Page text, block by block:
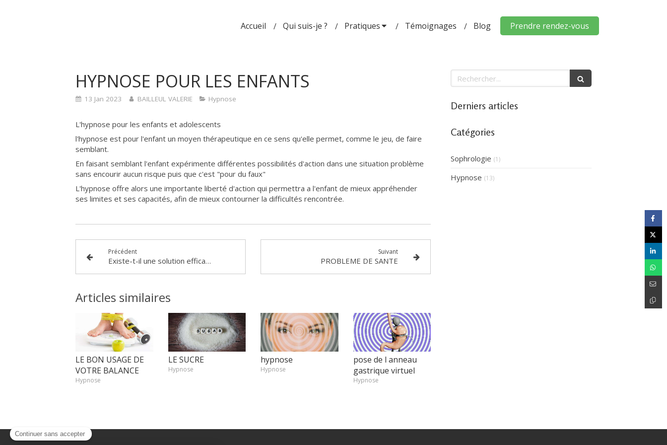
Accueil Qui suis-je ? Pratiques Témoignages Blog Prendre rendez-vous
HYPNOSE POUR LES ENFANTS
13 Jan 2023 BAILLEUL VALERIE Hypnose
L'hypnose pour les enfants et adolescents
l'hypnose est pour l'enfant un moyen thérapeutique en ce sens qu'elle permet, comme le jeu, de faire
semblant.
En faisant semblant l'enfant expérimente différentes possibilités d'action dans une situation problème
sans encourir aucun risque puis que c'est "pour du faux"
L'hypnose offre alors une importante liberté d'action qui permettra a l'enfant de mieux appréhender
ses limites et ses capacités, afin de mieux contourner la difficultés rencontrée.
Précédent
Existe-t-il une solution efficace a la perte de poids ?
Suivant
PROBLEME DE SANTE
Articles similaires
LE BON USAGE DE
VOTRE BALANCE
Hypnose
LE SUCRE
Hypnose
hypnose
Hypnose
pose de l anneau
gastrique virtuel
Hypnose
Rechercher
Derniers articles
Catégories
Sophrologie (1)
Hypnose (13)